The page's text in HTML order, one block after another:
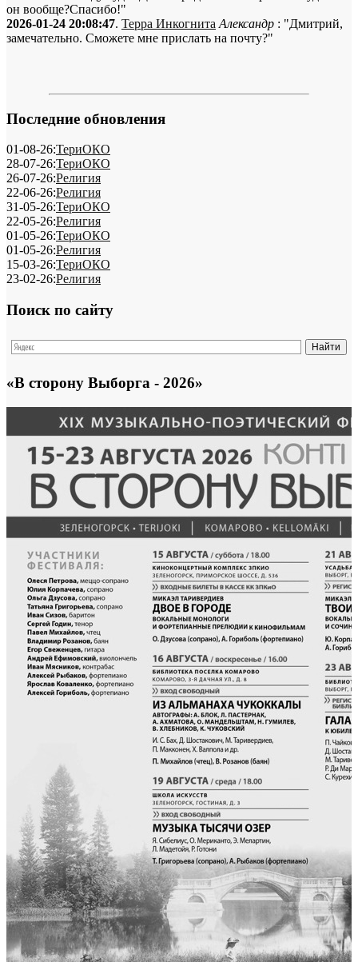
он вообще?Спасибо!"
2026-01-24 20:08:47. Терра Инкогнита Александр : "Дмитрий,
замечательно. Сможете мне прислать на почту?"
Последние обновления
01-08-26:ТериОКО
28-07-26:ТериОКО
26-07-26:Религия
22-06-26:Религия
31-05-26:ТериОКО
22-05-26:Религия
01-05-26:ТериОКО
01-05-26:Религия
15-03-26:ТериОКО
23-02-26:Религия
Поиск по сайту
«В сторону Выборга - 2026»